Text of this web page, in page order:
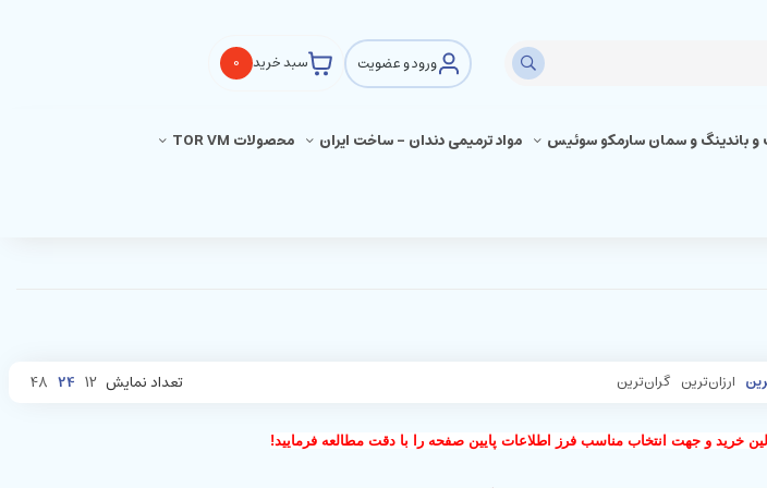
ورود و عضویت سبد خرید 0
و باندینگ و سمان سارمکو سوئیس مواد ترمیمی دندان - ساخت ایران محصولات TOR VM
ارزان‌ترین گران‌ترین تعداد نمایش 12
24
48
خرید و جهت انتخاب مناسب فرز اطلاعات پایین صفحه را با دقت مطالعه فرمایید!